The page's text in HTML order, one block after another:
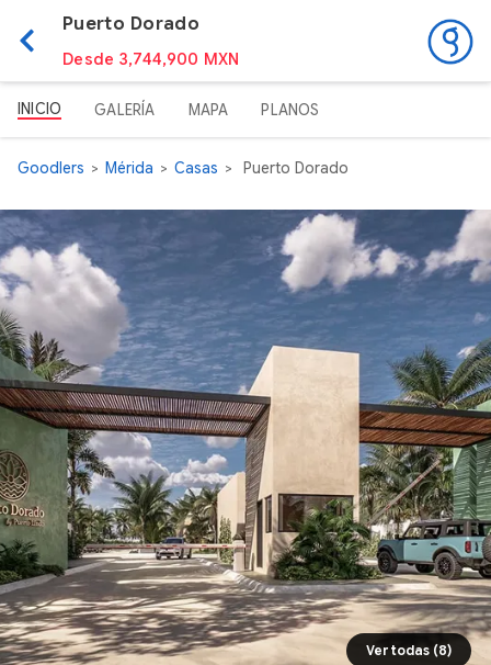
Puerto Dorado
Desde 3,744,900 MXN
INICIO GALERÍA MAPA PLANOS
Goodlers Mérida Casas Puerto Dorado
Ver todas (8)